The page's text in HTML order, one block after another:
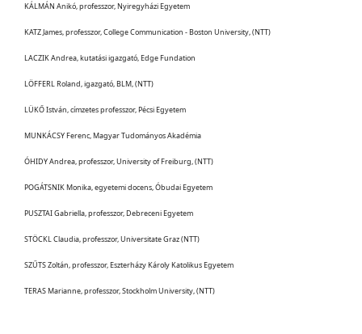
KÁLMÁN Anikó, professzor, Nyiregyházi Egyetem
KATZ James, professzor, College Communication - Boston University, (NTT)
LACZIK Andrea, kutatási igazgató, Edge Fundation
LÖFFERL Roland, igazgató, BLM, (NTT)
LÜKŐ István, címzetes professzor, Pécsi Egyetem
MUNKÁCSY Ferenc, Magyar Tudományos Akadémia
ÓHIDY Andrea, professzor, University of Freiburg, (NTT)
POGÁTSNIK Monika, egyetemi docens, Óbudai Egyetem
PUSZTAI Gabriella, professzor, Debreceni Egyetem
STÖCKL Claudia, professzor, Universitate Graz (NTT)
SZŰTS Zoltán, professzor, Eszterházy Károly Katolikus Egyetem
TERAS Marianne, professzor, Stockholm University, (NTT)